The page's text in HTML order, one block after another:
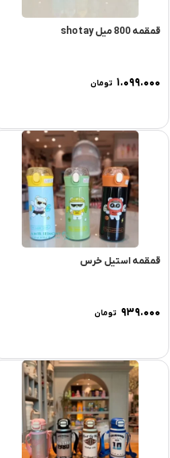
قمقمه 800 میل shotay
۱.۰۹۹.۰۰۰ تومان
قمقمه استیل خرس
۹۳۹.۰۰۰ تومان